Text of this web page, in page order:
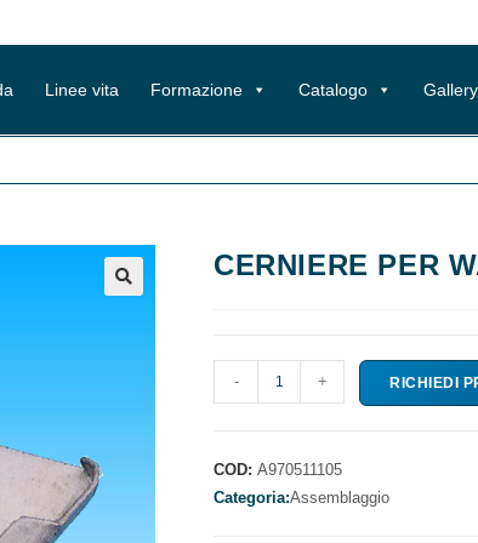
Linee vita Formazione Catalogo Gallery
CERNIERE PER
CERNIERE
PER
A
SALDARE
- + RICHIEDI
COD: A970511105
Categoria:Assemblaggio